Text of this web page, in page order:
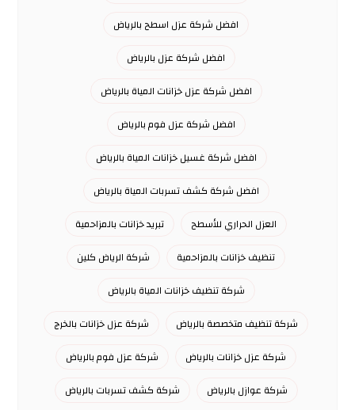
افضل شركة عزل اسطح بالرياض
افضل شركة عزل بالرياض
افضل شركة عزل خزانات المياة بالرياض
افضل شركة عزل فوم بالرياض
افضل شركة غسيل خزانات المياة بالرياض
افضل شركة كشف تسربات المياة بالرياض
العزل الحراري للأسطح
تبريد خزانات بالمزاحمية
تنظيف خزانات بالمزاحمية
شركة الرياض كلين
شركة تنظيف خزانات المياة بالرياض
شركة تنظيف متخصصة بالرياض
شركة عزل خزانات بالخرج
شركة عزل خزانات بالرياض
شركة عزل فوم بالرياض
شركة عوازل بالرياض
شركة كشف تسربات بالرياض